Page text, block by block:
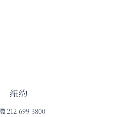
紐約
212-699-3800